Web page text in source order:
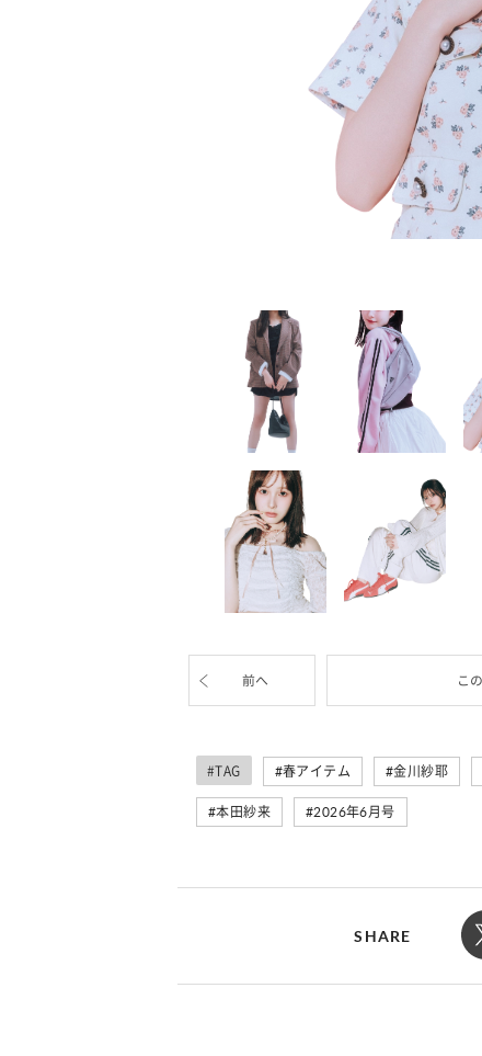
前へ こ
#TAG 春アイテム 金川紗耶
本田紗来 2026年6月号
SHARE
れ女子が夢中な「ヌン活」の楽しみ方
【
8月